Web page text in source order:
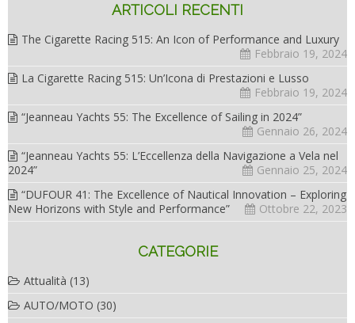
ARTICOLI RECENTI
The Cigarette Racing 515: An Icon of Performance and Luxury
Febbraio 19, 2024
La Cigarette Racing 515: Un’Icona di Prestazioni e Lusso
Febbraio 19, 2024
“Jeanneau Yachts 55: The Excellence of Sailing in 2024”
Gennaio 26, 2024
“Jeanneau Yachts 55: L’Eccellenza della Navigazione a Vela nel
2024”
Gennaio 25, 2024
“DUFOUR 41: The Excellence of Nautical Innovation – Exploring
New Horizons with Style and Performance”
Ottobre 22, 2023
CATEGORIE
Attualità (13)
AUTO/MOTO (30)